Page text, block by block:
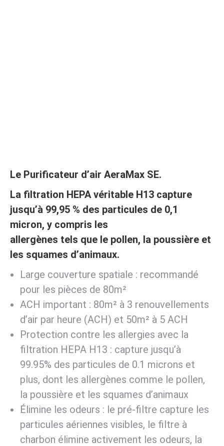
Le Purificateur d’air AeraMax SE.
La filtration HEPA véritable H13 capture
jusqu’à 99,95 % des particules de 0,1
micron, y compris les
allergènes tels que le pollen, la poussière et
les squames d’animaux.
Large couverture spatiale : recommandé
pour les pièces de 80m²
ACH important : 80m² à 3 renouvellements
d’air par heure (ACH) et 50m² à 5 ACH
Protection contre les allergies avec la
filtration HEPA H13 : capture jusqu’à
99.95% des particules de 0.1 microns et
plus, dont les allergènes comme le pollen,
la poussière et les squames d’animaux
Élimine les odeurs : le pré-filtre capture les
particules aériennes visibles, le filtre à
charbon élimine activement les odeurs, la